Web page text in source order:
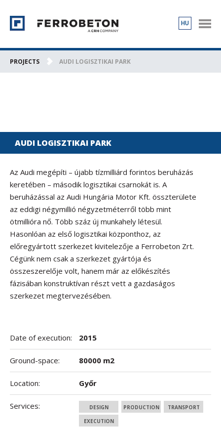
PRODUCTS
HU
PROJECTS AUDI LOGISZTIKAI PARK
AUDI LOGISZTIKAI PARK
Az Audi megépíti – újabb tízmilliárd forintos beruházás
keretében – második logisztikai csarnokát is. A
beruházással az Audi Hungária Motor Kft. összterülete
az eddigi négymillió négyzetméterről több mint
ötmillióra nő. Több száz új munkahely létesül.
Hasonlóan az első logisztikai központhoz, az
előregyártott szerkezet kivitelezője a Ferrobeton Zrt.
Cégünk nem csak a szerkezet gyártója és
összeszerelője volt, hanem már az előkészítés
fázisában konstruktívan részt vett a gazdaságos
szerkezet megtervezésében.
Date of execution: 2015
Ground-space: 80000 m2
Location: Győr
Services: DESIGN PRODUCTION
TRANSPORT
EXECUTION